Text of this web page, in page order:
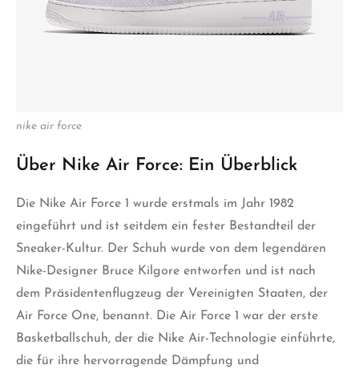
nike air force
Über Nike Air Force: Ein Überblick
Die Nike Air Force 1 wurde erstmals im Jahr 1982
eingeführt und ist seitdem ein fester Bestandteil der
Sneaker-Kultur. Der Schuh wurde von dem legendären
Nike-Designer Bruce Kilgore entworfen und ist nach
dem Präsidentenflugzeug der Vereinigten Staaten, der
Air Force One, benannt. Die Air Force 1 war der erste
Basketballschuh, der die Nike Air-Technologie einführte,
die für ihre hervorragende Dämpfung und